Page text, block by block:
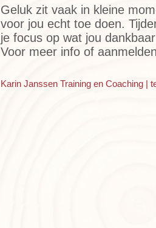
Geluk zit vaak in kleine
voor jou echt toe doen.
je focus op wat jou
Voor meer info of
Karin Janssen Training en Coaching |